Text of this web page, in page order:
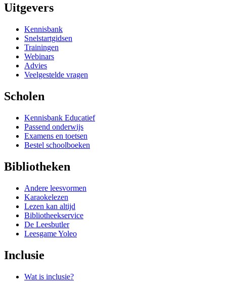
Uitgevers
Kennisbank
Snelstartgidsen
Trainingen
Webinars
Advies
Veelgestelde vragen
Scholen
Kennisbank Educatief
Passend onderwijs
Examens en toetsen
Bestel schoolboeken
Bibliotheken
Andere leesvormen
Karaokelezen
Lezen kan altijd
Bibliotheekservice
De Leesbutler
Leesgame Yoleo
Inclusie
Wat is inclusie?